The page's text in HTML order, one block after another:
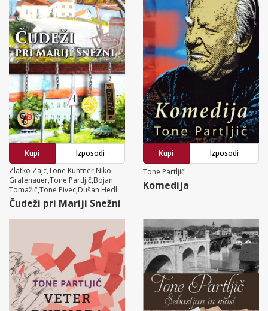
Kupi
Izposodi
Zlatko Zajc,Tone Kuntner,Niko
Grafenauer,Tone Partljič,Bojan
Tomažič,Tone Pivec,Dušan Hedl
Čudeži pri Mariji Snežni
Kupi
Izposodi
Tone Partljič
Komedija